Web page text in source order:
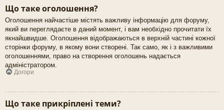
Що таке оголошення?
Оголошення найчастіше містять важливу інформацію для форуму,
який ви переглядаєте в даний момент, і вам необхідно прочитати їх
якнайшвидше. Оголошення відображаються в верхній частині кожної
сторінки форуму, в якому вони створені. Так само, як і з важливими
оголошеннями, право на створення оголошень надається
адміністратором.
Догори
Що таке прикріплені теми?